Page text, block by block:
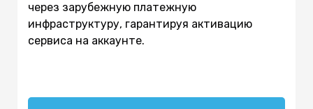
через зарубежную платежную
инфраструктуру, гарантируя активацию
сервиса на аккаунте.